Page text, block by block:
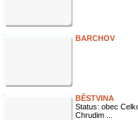
BARCHOV
BĚSTVINA
Status: obec
Chrudim ...